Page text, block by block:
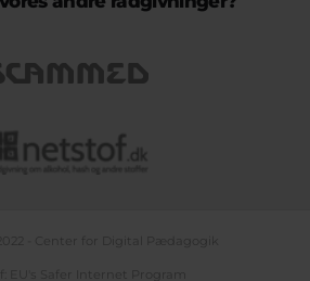
- Center for Digital Pædagogik
EU's Safer Internet Program